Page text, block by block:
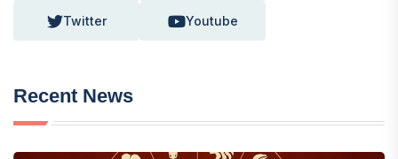
Twitter Youtube
Recent News